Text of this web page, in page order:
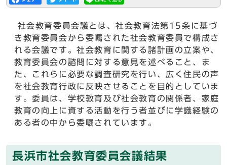
社会教育委員会議とは、社会教育法第15条に基づ
き教育委員会から委嘱された社会教育委員で構成さ
れる会議です。社会教育に関する諸計画の立案や、
教育委員会の諮問に対する意見を述べること、ま
た、これらに必要な調査研究を行い、広く住民の声
を社会教育行政に反映させることを目的としていま
す。委員は、学校教育及び社会教育の関係者、家庭
教育の向上に資する活動を行う者並びに学識経験の
ある者の中から委嘱されています。
長浜市社会教育委員会議結果